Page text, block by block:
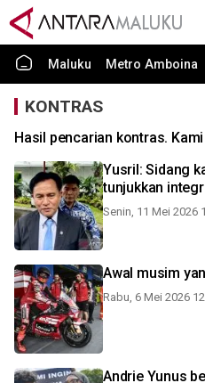
Maluku Metro Amboina
KONTRAS
Hasil pencarian kontras.
Yusril: Sidang
tunjukkan
Senin, 11 Mei 2026
Awal musim
Rabu, 6 Mei 2026
Andrie Yunus